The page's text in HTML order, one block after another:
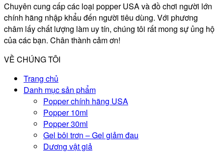
Chuyên cung cấp các loại popper USA và đồ chơi người lớn
chính hãng nhập khẩu đến người tiêu dùng. Với phương
châm lấy chất lượng làm uy tín, chúng tôi rất mong sự ủng hộ
của các bạn. Chân thành cảm ơn!
VỀ CHÚNG TÔI
Trang chủ
Danh mục sản phẩm
Popper chính hãng USA
Popper 10ml
Popper 30ml
Gel bôi trơn – Gel giảm đau
Dương vật giả